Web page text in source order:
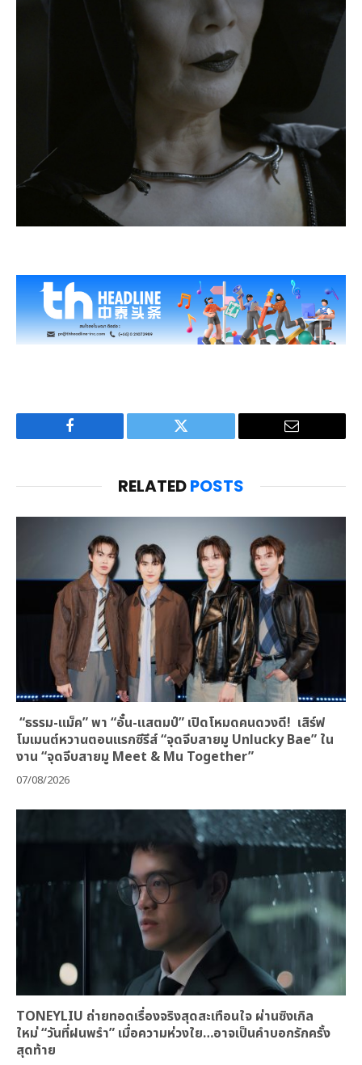
Facebook Twitter Email
RELATEDPOSTS
“ธรรม-แม็ค” พา “อั๋น-แสตมป์” เปิดโหมดคนดวงดี! เสิร์ฟ
โมเมนต์หวานตอนแรกซีรีส์ “จุดจีบสายมู Unlucky Bae” ใน
งาน “จุดจีบสายมู Meet & Mu Together”
07/08/2026
TONEYLIU ถ่ายทอดเรื่องจริงสุดสะเทือนใจ ผ่านซิงเกิล
ใหม่ “วันที่ฝนพรำ” เมื่อความห่วงใย…อาจเป็นคำบอกรักครั้ง
สุดท้าย